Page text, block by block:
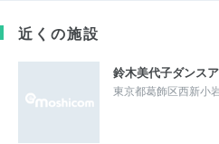
近くの施設
鈴木美代子ダンス
東京都葛飾区西新小